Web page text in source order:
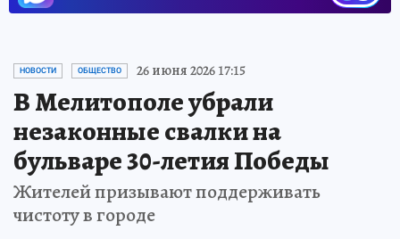
НОВОСТИ ОБЩЕСТВО 26 июня 2026 17:15
В Мелитополе убрали
незаконные свалки на
бульваре 30-летия Победы
Жителей призывают поддерживать
чистоту в городе